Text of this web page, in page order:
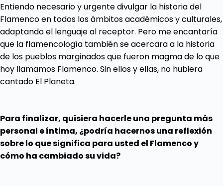
Entiendo necesario y urgente divulgar la historia del
Flamenco en todos los ámbitos académicos y culturales,
adaptando el lenguaje al receptor. Pero me encantaría
que la flamencología también se acercara a la historia
de los pueblos marginados que fueron magma de lo que
hoy llamamos Flamenco. Sin ellos y ellas, no hubiera
cantado El Planeta.
Para finalizar, quisiera hacerle una pregunta más
personal e íntima, ¿podría hacernos una reflexión
sobre lo que significa para usted el Flamenco y
cómo ha cambiado su vida?